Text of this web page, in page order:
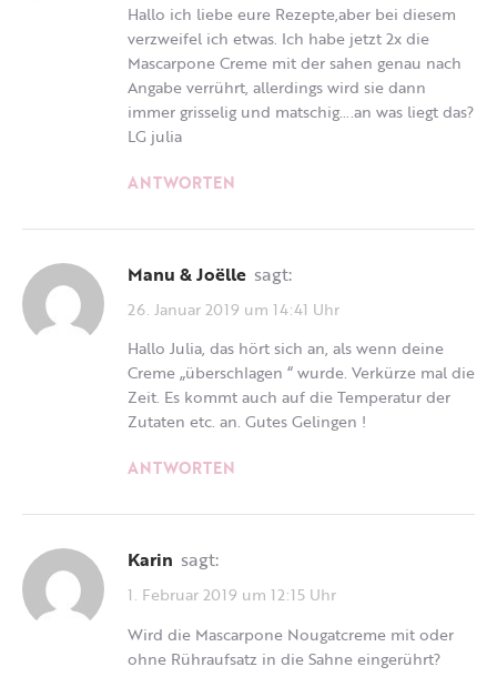
Hallo ich liebe eure Rezepte,aber bei diesem
verzweifel ich etwas. Ich habe jetzt 2x die
Mascarpone Creme mit der sahen genau nach
Angabe verrührt, allerdings wird sie dann
immer grisselig und matschig….an was liegt das?
LG julia
ANTWORTEN
Manu & Joëlle sagt:
26. Januar 2019 um 14:41 Uhr
Hallo Julia, das hört sich an, als wenn deine
Creme „überschlagen “ wurde. Verkürze mal die
Zeit. Es kommt auch auf die Temperatur der
Zutaten etc. an. Gutes Gelingen !
ANTWORTEN
Karin sagt:
1. Februar 2019 um 12:15 Uhr
Wird die Mascarpone Nougatcreme mit oder
ohne Rühraufsatz in die Sahne eingerührt?